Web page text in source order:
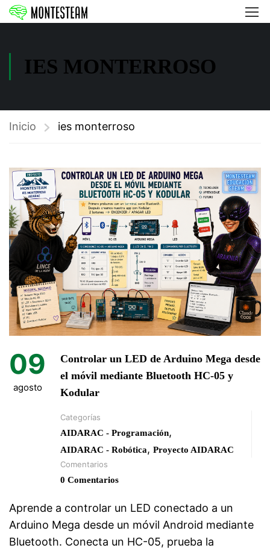
IES MONTERROSO
Inicio ies monterroso
09
agosto
Controlar un LED de Arduino Mega desde
el móvil mediante Bluetooth HC-05 y
Kodular
Categorías
AIDARAC - Programación,
AIDARAC - Robótica, Proyecto AIDARAC
Comentarios
0 Comentarios
Aprende a controlar un LED conectado a un
Arduino Mega desde un móvil Android mediante
Bluetooth. Conecta un HC-05, prueba la